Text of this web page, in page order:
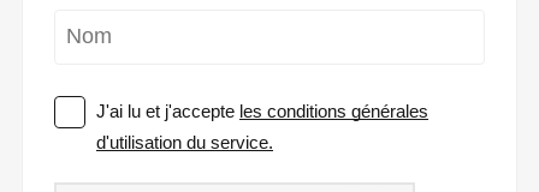
J'ai lu et j'accepte les conditions générales
d'utilisation du service.